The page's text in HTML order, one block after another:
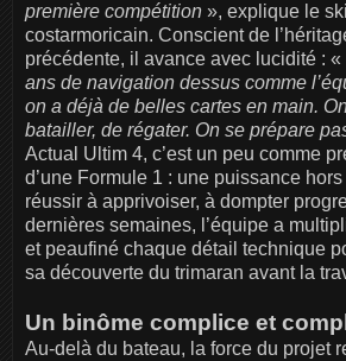
première compétition », explique le
costarmoricain. Conscient de
précédente, il avance avec lucidité : «
ans de navigation dessus comme
on a déjà de belles cartes en main.
batailler, de régater. On se prépare
Actual Ultim 4, c’est un peu comme
d’une Formule 1 : une puissance hors
réussir à apprivoiser, à dompter
dernières semaines, l’équipe a
et peaufiné chaque détail technique
sa découverte du trimaran avant la
Un binôme complice et
Au-delà du bateau, la force du projet